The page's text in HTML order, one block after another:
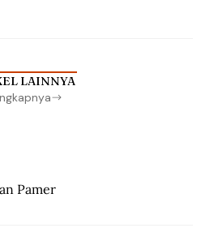
LAINNYA
Pamer